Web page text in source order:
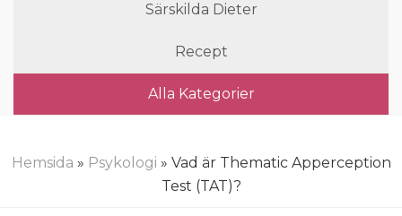
Särskilda Dieter
Recept
Alla Kategorier
Hemsida » Psykologi » Vad är Thematic Apperception
Test (TAT)?